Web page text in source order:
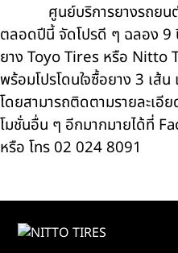
ศูนย์บริการยางรถยนต์
ตลอดปีนี้ จัดโปรดี ๆ ฉลอง
ยาง Toyo Tires หรือ Nitto
พร้อมโปรโดนใจซื้อยาง 3 เส้
โดยสามารถติดตามรายละเอี
โมชั่นอื่น ๆ อีกมากมายได้ที่
หรือ โทร 02 024 8091